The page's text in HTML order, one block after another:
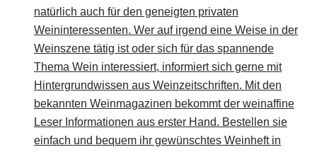
natürlich auch für den geneigten privaten
Weininteressenten. Wer auf irgend eine Weise in der
Weinszene tätig ist oder sich für das spannende
Thema Wein interessiert, informiert sich gerne mit
Hintergrundwissen aus Weinzeitschriften. Mit den
bekannten Weinmagazinen bekommt der weinaffine
Leser Informationen aus erster Hand. Bestellen sie
einfach und bequem ihr gewünschtes Weinheft in